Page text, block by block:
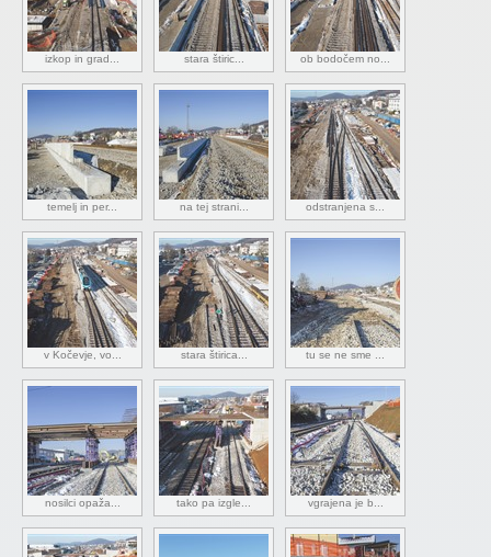
izkop in grad... stara štiric... ob bodočem no...
temelj in per... na tej strani... odstranjena s...
v Kočevje, vo... stara štirica... tu se ne sme ...
nosilci opaža... tako pa izgle... vgrajena je b...